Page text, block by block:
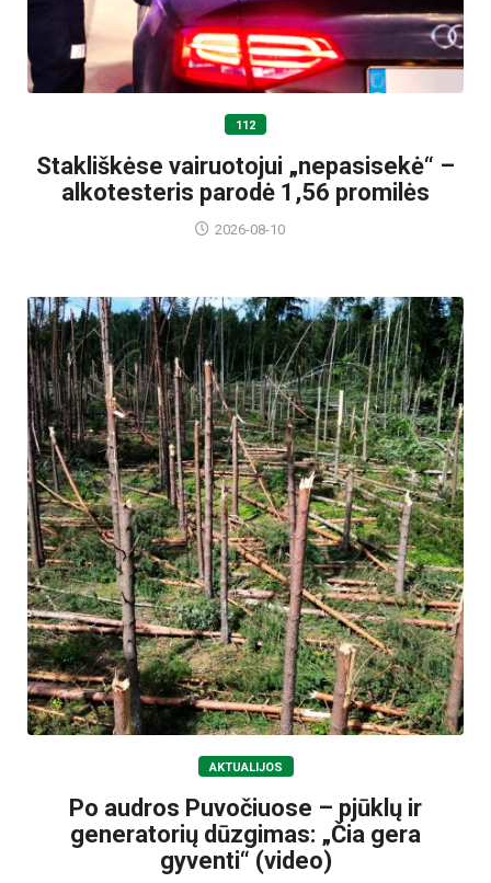
112
Stakliškėse vairuotojui „nepasisekė“ –
alkotesteris parodė 1,56 promilės
2026-08-10
AKTUALIJOS
Po audros Puvočiuose – pjūklų ir
generatorių dūzgimas: „Čia gera
gyventi“ (video)